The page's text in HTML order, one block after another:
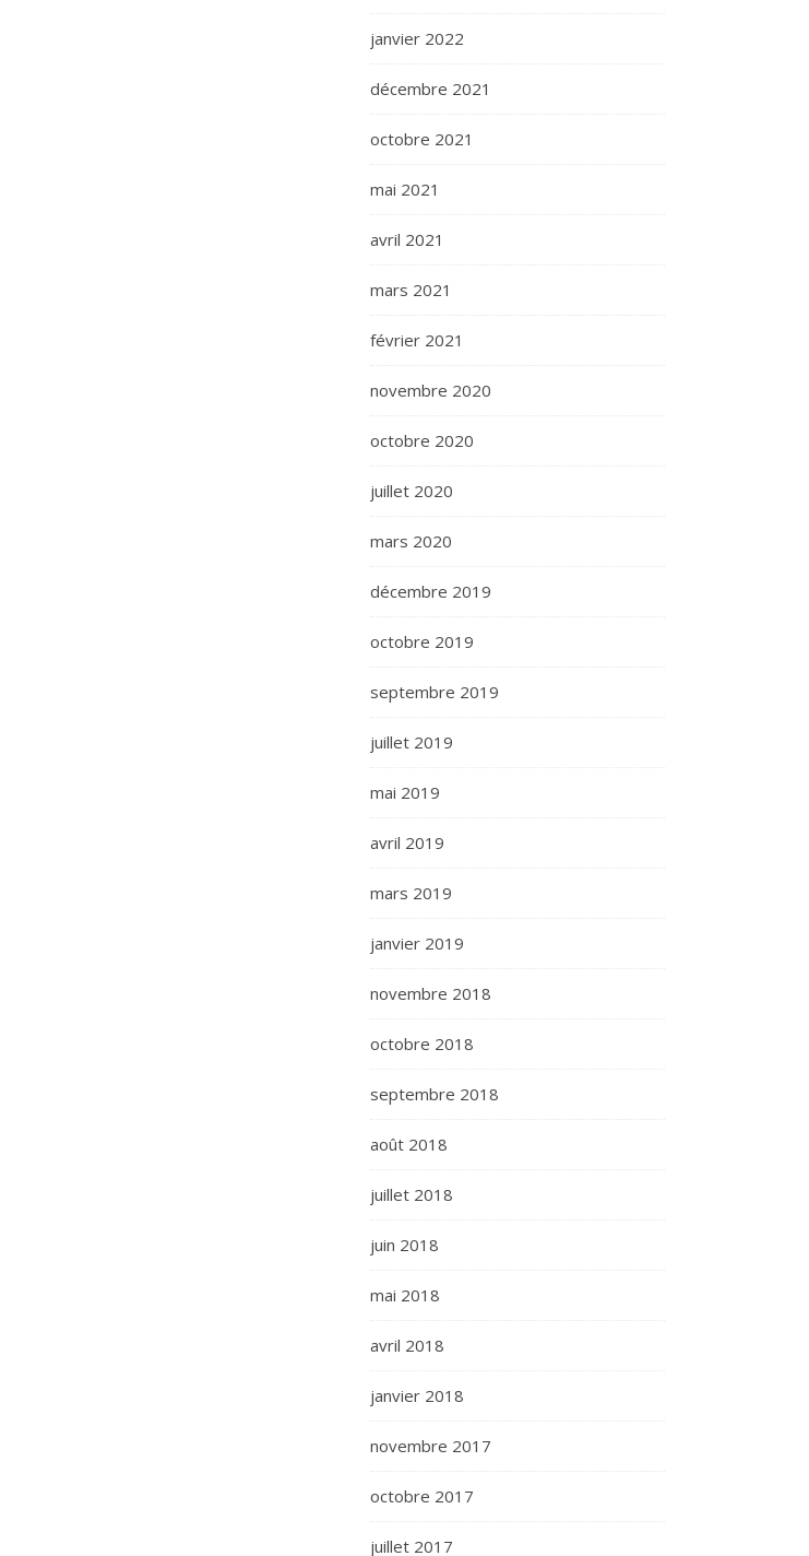
janvier 2022
décembre 2021
octobre 2021
mai 2021
avril 2021
mars 2021
février 2021
novembre 2020
octobre 2020
juillet 2020
mars 2020
décembre 2019
octobre 2019
septembre 2019
juillet 2019
mai 2019
avril 2019
mars 2019
janvier 2019
novembre 2018
octobre 2018
septembre 2018
août 2018
juillet 2018
juin 2018
mai 2018
avril 2018
janvier 2018
novembre 2017
octobre 2017
juillet 2017